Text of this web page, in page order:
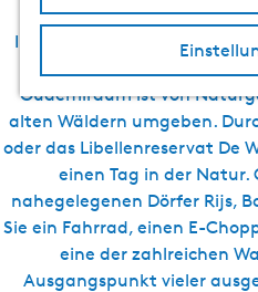
H
m
e
p
a
g
e
In Oudemirdum und
man bei einem Besuch
Oudemirdum ist von
alten Wäldern umgeben.
oder das Libellenreservat De
einen Tag in der Natur.
nahegelegenen Dörfer Rijs,
Sie ein Fahrrad, einen E-
eine der zahlreichen
Ausgangspunkt vieler